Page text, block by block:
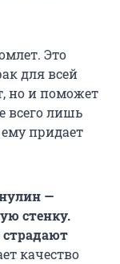
Это
для всей
но и поможет
всего лишь
придает
—
стенку.
качество